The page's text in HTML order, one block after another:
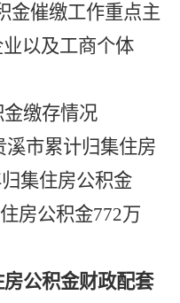
金催缴工作重点主
以及工商个体
缴存情况
溪市累计归集住房
集住房公积金
房公积金772万
房公积金财政配套